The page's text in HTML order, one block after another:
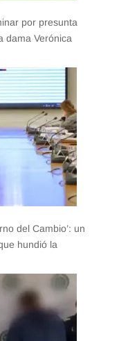
por presunta
dama Verónica
del Cambio’: un
hundió la